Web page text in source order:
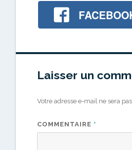
Laisser un
Votre adresse e-mail ne sera
COMMENTAIRE *